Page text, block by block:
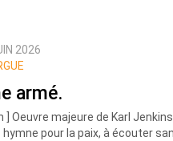
2026
armé.
] Oeuvre majeure de Karl
pour la paix, à écouter